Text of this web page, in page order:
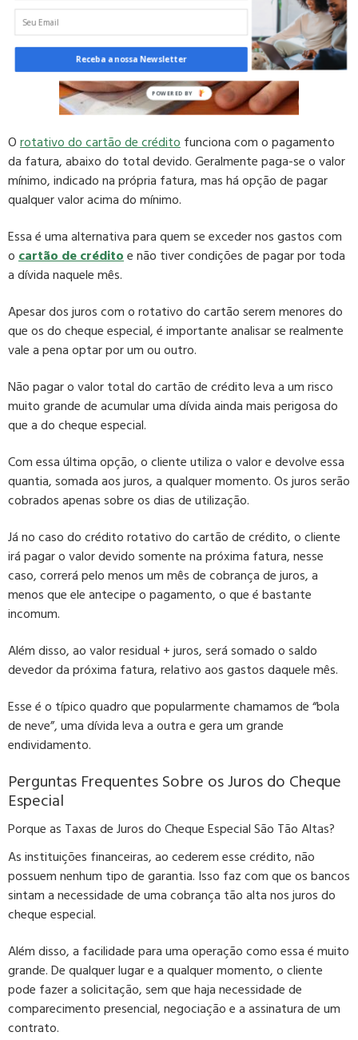
Orotativo do cartão de créditofunciona com o pagamento
da fatura, abaixo do total devido. Geralmente paga-se o valor
mínimo, indicado na própria fatura, mas há opção de pagar
qualquer valor acima do mínimo.
Essa é umaalternativa para quem se exceder nos gastos com
ocartão de créditoe não tiver condições de pagar por toda
a dívida naquele mês.
Apesar dos juros com o rotativo do cartão serem menores do
que os do cheque especial, é importante analisar se realmente
vale a pena optar por um ou outro.
Não pagar o valor total do cartão de crédito leva a umrisco
muito grande de acumular uma dívida ainda mais perigosa do
que a do cheque especial.
Com essa última opção, o cliente utiliza o valor e devolve essa
quantia, somada aos juros, a qualquer momento. Os juros serão
cobrados apenas sobre os dias de utilização.
Já no caso do crédito rotativo do cartão de crédito, o cliente
irá pagar o valor devido somente na próxima fatura, nesse
caso, correrá pelo menos um mês de cobrança de juros, a
menos que ele antecipe o pagamento, o que é bastante
incomum.
Além disso, ao valor residual + juros, serásomado o saldo
devedor da próxima fatura, relativo aos gastos daquele mês.
Esse é o típico quadro que popularmente chamamos de “bola
de neve”, uma dívida leva a outra e gera um grande
endividamento.
Perguntas Frequentes Sobre os Juros do Cheque
Especial
Porque as Taxas de Juros do Cheque Especial São Tão Altas?
As instituições financeiras, ao cederem esse crédito,não
possuem nenhum tipo de garantia. Isso faz com que os bancos
sintam a necessidade de uma cobrança tão alta nos juros do
cheque especial.
Além disso, a facilidade para uma operação como essa é muito
grande. De qualquer lugar e a qualquer momento, o cliente
pode fazer a solicitação, sem que haja necessidade de
comparecimento presencial, negociação e a assinatura de um
contrato.
Receba a nossa Newsletter